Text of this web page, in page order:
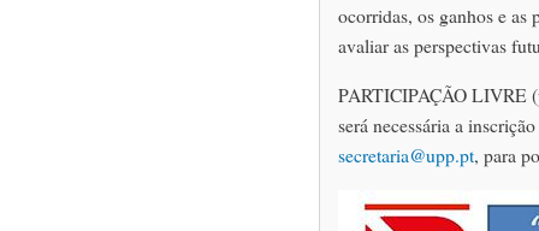
ocorridas, os ganhos e as
avaliar as perspectivas
PARTICIPAÇÃO LIVRE
será necessária a
secretaria@upp.pt, para